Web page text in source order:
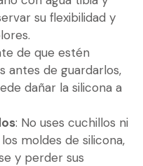
su flexibilidad y
de que estén
antes de guardarlos,
dañar la silicona a
: No uses cuchillos ni
moldes de silicona,
y perder sus